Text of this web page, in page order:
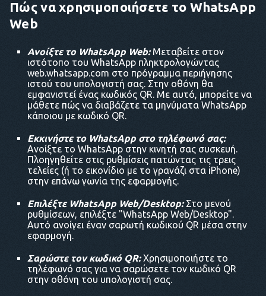
Πώς να χρησιμοποιήσετε το WhatsApp
Web
Ανοίξτε το WhatsApp Web:Μεταβείτε στον
ιστότοπο του WhatsApp πληκτρολογώντας
web.whatsapp.com στο πρόγραμμα περιήγησης
ιστού του υπολογιστή σας. Στην οθόνη θα
εμφανιστεί ένας κωδικός QR. Με αυτό, μπορείτε να
μάθετε πώς να διαβάζετε τα μηνύματα WhatsApp
κάποιου με κωδικό QR.
Εκκινήστε το WhatsApp στο τηλέφωνό σας:
Ανοίξτε το WhatsApp στην κινητή σας συσκευή.
Πλοηγηθείτε στις ρυθμίσεις πατώντας τις τρεις
τελείες (ή το εικονίδιο με το γρανάζι στα iPhone)
στην επάνω γωνία της εφαρμογής.
Επιλέξτε WhatsApp Web/Desktop:Στο μενού
ρυθμίσεων, επιλέξτε "WhatsApp Web/Desktop".
Αυτό ανοίγει έναν σαρωτή κωδικού QR μέσα στην
εφαρμογή.
Σαρώστε τον κωδικό QR:Χρησιμοποιήστε το
τηλέφωνό σας για να σαρώσετε τον κωδικό QR
στην οθόνη του υπολογιστή σας.